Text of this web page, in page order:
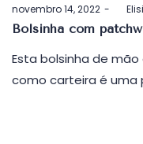
Postado
em
novembro 14, 2022 by
Bolsinha com
Esta bolsinha de
como carteira é uma